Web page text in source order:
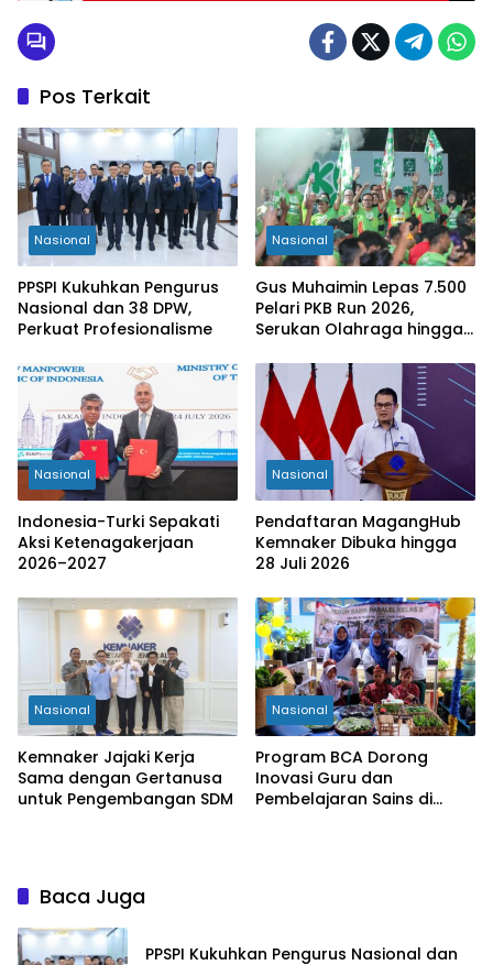
Pos Terkait
Nasional
PPSPI Kukuhkan Pengurus
Nasional dan 38 DPW,
Perkuat Profesionalisme
Nasional
Gus Muhaimin Lepas 7.500
Pelari PKB Run 2026,
Serukan Olahraga hingga
Nasional
Indonesia-Turki Sepakati
Aksi Ketenagakerjaan
2026–2027
Nasional
Pendaftaran MagangHub
Kemnaker Dibuka hingga
28 Juli 2026
Nasional
Kemnaker Jajaki Kerja
Sama dengan Gertanusa
untuk Pengembangan SDM
Nasional
Program BCA Dorong
Inovasi Guru dan
Pembelajaran Sains di
Baca Juga
PPSPI Kukuhkan Pengurus Nasional dan